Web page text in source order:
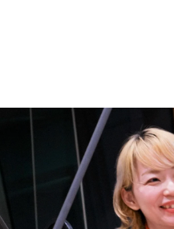
YouTube
会社情報